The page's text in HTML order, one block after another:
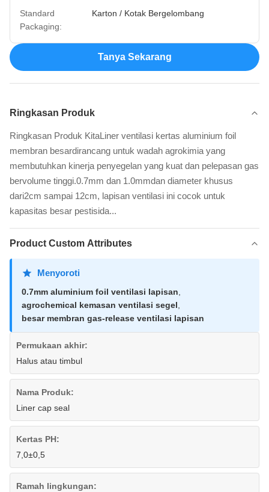
Standard
Packaging:
Karton / Kotak Bergelombang
Tanya Sekarang
Ringkasan Produk
Ringkasan Produk KitaLiner ventilasi kertas aluminium foil
membran besardirancang untuk wadah agrokimia yang
membutuhkan kinerja penyegelan yang kuat dan pelepasan gas
bervolume tinggi.0.7mm dan 1.0mmdan diameter khusus
dari2cm sampai 12cm, lapisan ventilasi ini cocok untuk
kapasitas besar pestisida...
Product Custom Attributes
Menyoroti
0.7mm aluminium foil ventilasi lapisan,
agrochemical kemasan ventilasi segel,
besar membran gas-release ventilasi lapisan
Permukaan akhir:
Halus atau timbul
Nama Produk:
Liner cap seal
Kertas PH:
7,0±0,5
Ramah lingkungan: